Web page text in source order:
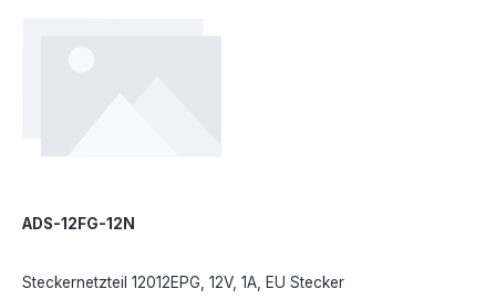
ADS-12FG-12N
Steckernetzteil 12012EPG, 12V, 1A, EU Stecker